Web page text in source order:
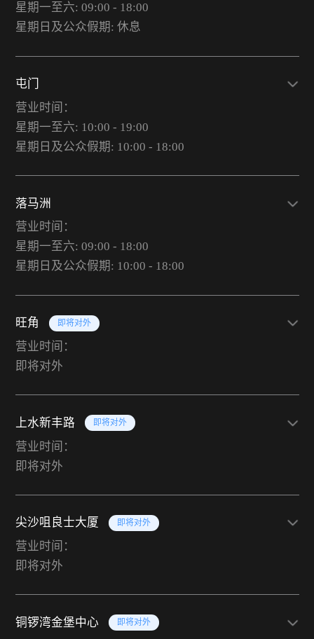
星期一至六: 09:00 - 18:00
星期日及公众假期: 休息
屯门
营业时间：
星期一至六: 10:00 - 19:00
星期日及公众假期: 10:00 - 18:00
落马洲
营业时间：
星期一至六: 09:00 - 18:00
星期日及公众假期: 10:00 - 18:00
旺角 即将对外
营业时间：
即将对外
上水新丰路 即将对外
营业时间：
即将对外
尖沙咀良士大厦 即将对外
营业时间：
即将对外
铜锣湾金堡中心 即将对外